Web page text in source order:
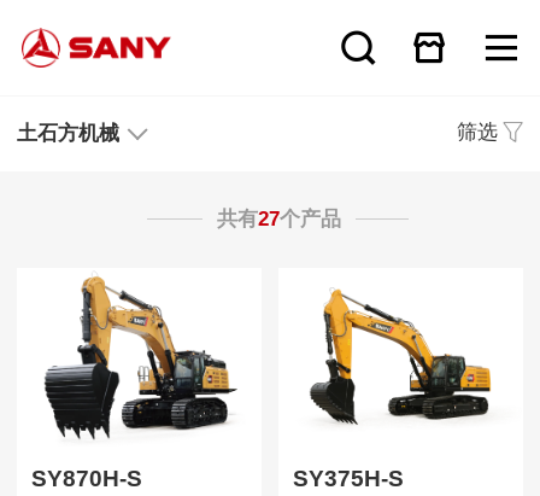
土石方机械 筛选
共有27个产品
SY870H-S
SY375H-S